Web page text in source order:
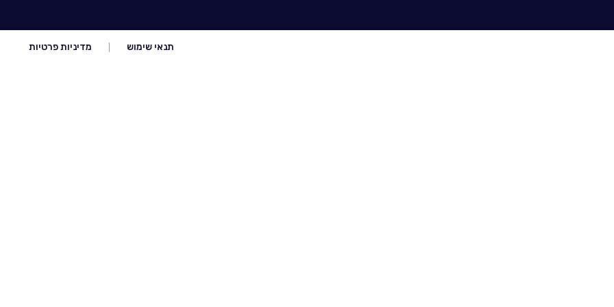
תנאי שימוש מדיניות פרטיות